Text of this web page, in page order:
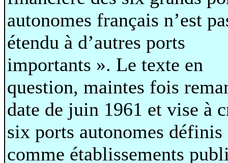
autonomes français n’est
étendu à d’autres ports
importants ». Le texte en
question, maintes fois
date de juin 1961 et vise à
six ports autonomes définis
comme établissements